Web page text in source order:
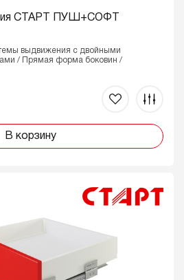
СТАРТ ПУШ+СОФТ
выдвижения с двойными
/ Прямая форма боковин /
В корзину